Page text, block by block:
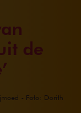
de
- Foto: Dorith